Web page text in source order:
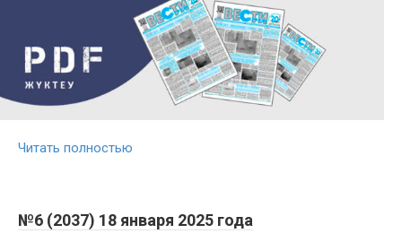
Читать полностью
№6 (2037) 18 января 2025 года